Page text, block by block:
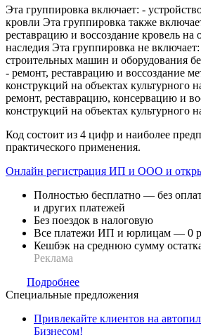
Эта группировка включает: -
кровли Эта группировка также
реставрацию и воссоздание кровель на
наследия Эта группировка не
строительных машин и оборудования
- ремонт, реставрацию и воссоздание
конструкций на объектах культурного
ремонт, реставрацию, консервацию и
конструкций на объектах культурного
Код состоит из 4 цифр и наиболее
практического применения.
Онлайн регистрация ИП и ООО и
Полностью бесплатно — без
и других платежей
Без поездок в налоговую
Все платежи ИП и юрлицам — 0
Кешбэк на среднюю сумму
Реклама
Подробнее
Специальные предложения
Привлекайте клиентов на
Бизнесом!